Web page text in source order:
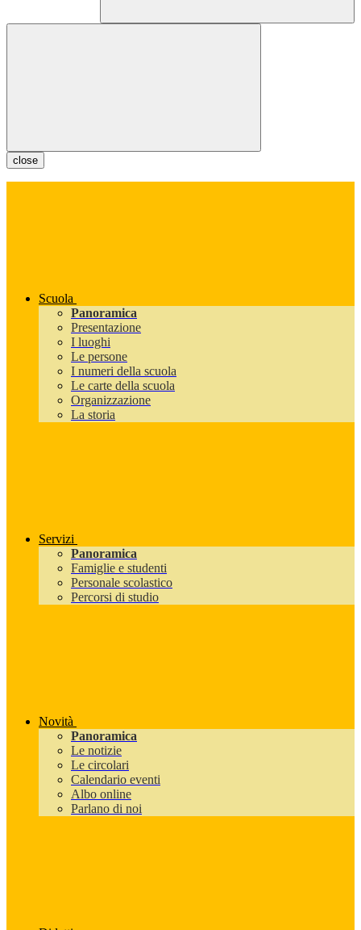
close
Scuola
Panoramica
Presentazione
I luoghi
Le persone
I numeri della scuola
Le carte della scuola
Organizzazione
La storia
Servizi
Panoramica
Famiglie e studenti
Personale scolastico
Percorsi di studio
Novità
Panoramica
Le notizie
Le circolari
Calendario eventi
Albo online
Parlano di noi